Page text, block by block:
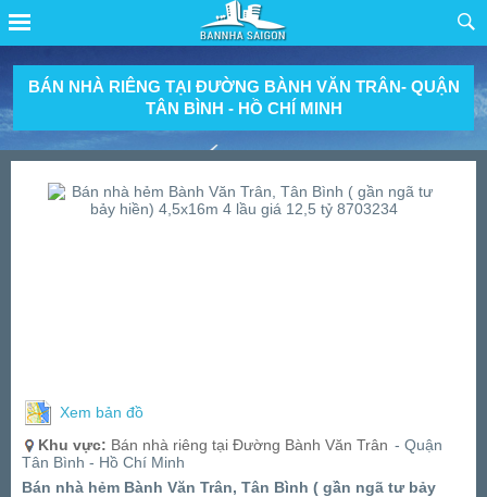
BÁN NHÀ RIÊNG TẠI ĐƯỜNG BÀNH VĂN TRÂN- QUẬN
TÂN BÌNH - HỒ CHÍ MINH
Xem bản đồ
Khu vực: Bán nhà riêng tại Đường Bành Văn Trân - Quận
Tân Bình - Hồ Chí Minh
Bán nhà hẻm Bành Văn Trân, Tân Bình ( gần ngã tư bảy